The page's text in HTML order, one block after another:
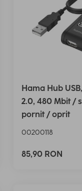
Hama Hub
2.0, 480 Mbit /
pornit / oprit
00200118
85,90 RON